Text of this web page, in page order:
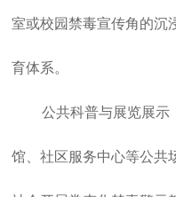
室或校园禁毒宣传角的沉
育体系。
公共科普与展览展示
馆、社区服务中心等公共